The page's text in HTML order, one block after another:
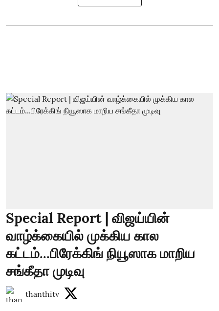
Special Report | விஜய்யின்
வாழ்க்கையில் முக்கிய கால
கட்டம்...பிரேக்கிங் நியூஸாக மாறிய
சங்கீதா முடிவு
thanthitv